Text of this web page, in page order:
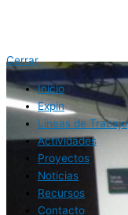
Cerrar
Inicio
Expin
Líneas de Trabajo
Actividades
Proyectos
Noticias
Recursos
Contacto